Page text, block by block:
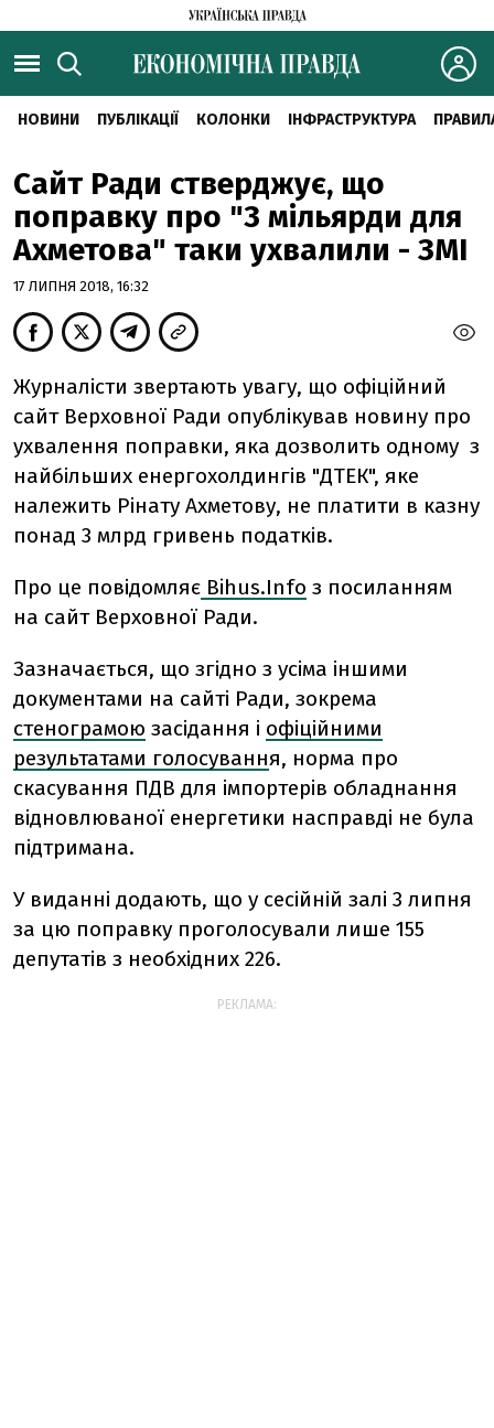
НОВИНИ ПУБЛІКАЦІЇ КОЛОНКИ ІНФРАСТРУКТУРА
Сайт Ради стверджує, що
поправку про "3 мільярди для
Ахметова" таки ухвалили - ЗМІ
17 ЛИПНЯ 2018, 16:32
Журналісти звертають увагу, що офіційний
сайт Верховної Ради опублікував новину про
ухвалення поправки, яка дозволить одному з
найбільших енергохолдингів "ДТЕК", яке
належить Рінату Ахметову, не платити в казну
понад 3 млрд гривень податків.
Про це повідомляє Bihus.Infо з посиланням
на сайт Верховної Ради.
Зазначається, що згідно з усіма іншими
документами на сайті Ради, зокрема
стенограмою засідання і офіційними
результатами голосування, норма про
скасування ПДВ для імпортерів обладнання
відновлюваної енергетики насправді не була
підтримана.
У виданні додають, що у сесійній залі 3 липня
за цю поправку проголосували лише 155
депутатів з необхідних 226.
РЕКЛАМА: